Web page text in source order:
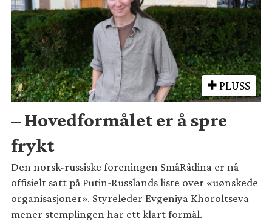
PLUSS
– Hovedformålet er å spre
frykt
Den norsk-russiske foreningen SmåRådina er nå
offisielt satt på Putin-Russlands liste over «uønskede
organisasjoner». Styreleder Evgeniya Khoroltseva
mener stemplingen har ett klart formål.